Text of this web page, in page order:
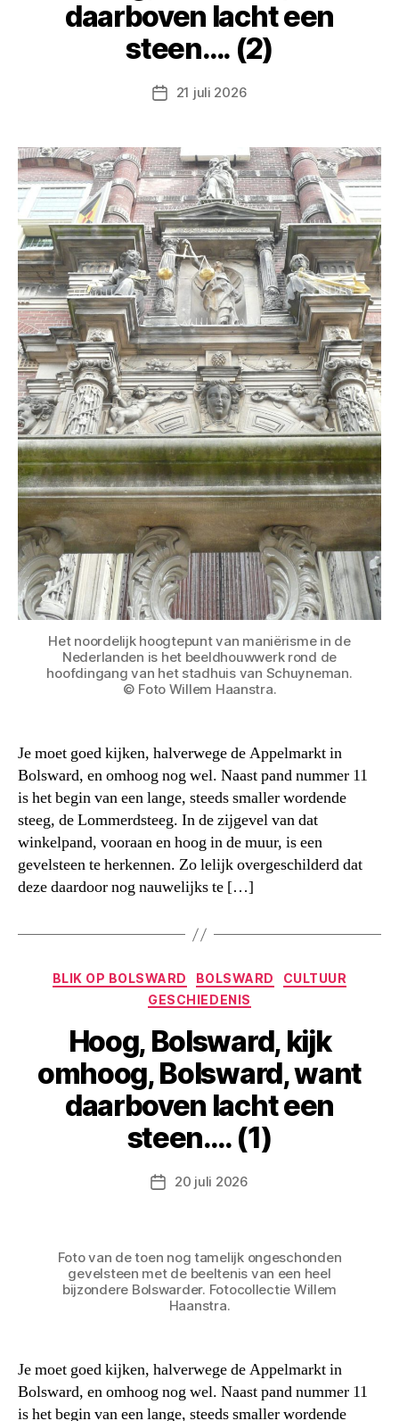
daarboven lacht een
steen…. (2)
Berichtdatum
21 juli 2026
Het noordelijk hoogtepunt van maniërisme in de
Nederlanden is het beeldhouwwerk rond de
hoofdingang van het stadhuis van Schuyneman.
© Foto Willem Haanstra.
Je moet goed kijken, halverwege de Appelmarkt in
Bolsward, en omhoog nog wel. Naast pand nummer 11
is het begin van een lange, steeds smaller wordende
steeg, de Lommerdsteeg. In de zijgevel van dat
winkelpand, vooraan en hoog in de muur, is een
gevelsteen te herkennen. Zo lelijk overgeschilderd dat
deze daardoor nog nauwelijks te […]
Categorieën
BLIK OP BOLSWARD BOLSWARD
CULTUUR
GESCHIEDENIS
Hoog, Bolsward, kijk
omhoog, Bolsward, want
daarboven lacht een
steen…. (1)
Berichtdatum
20 juli 2026
Foto van de toen nog tamelijk ongeschonden
gevelsteen met de beeltenis van een heel
bijzondere Bolswarder. Fotocollectie Willem
Haanstra.
Je moet goed kijken, halverwege de Appelmarkt in
Bolsward, en omhoog nog wel. Naast pand nummer 11
is het begin van een lange, steeds smaller wordende